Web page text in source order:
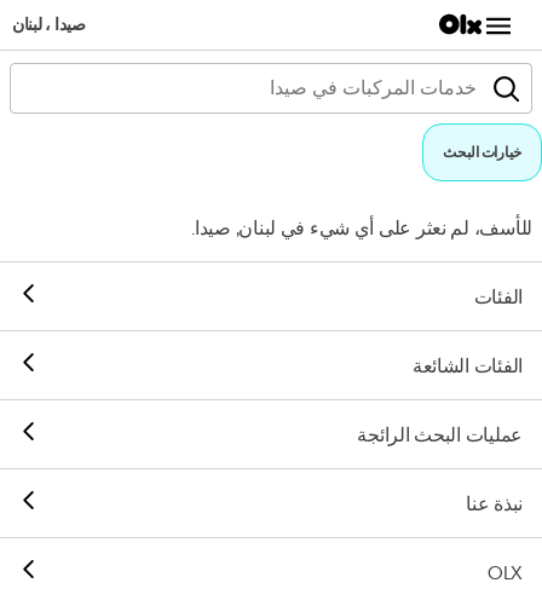
صيدا ، لبنان
خيارات البحث
للأسف، لم نعثر على أي شيء في لبنان, صيدا.
الفئات
الفئات الشائعة
عمليات البحث الرائجة
نبذة عنا
OLX